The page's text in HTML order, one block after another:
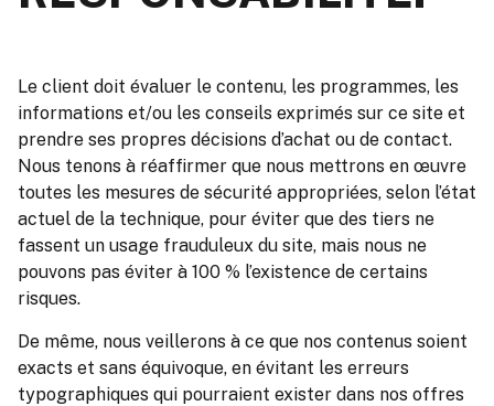
Le client doit évaluer le contenu, les programmes, les
informations et/ou les conseils exprimés sur ce site et
prendre ses propres décisions d’achat ou de contact.
Nous tenons à réaffirmer que nous mettrons en œuvre
toutes les mesures de sécurité appropriées, selon l’état
actuel de la technique, pour éviter que des tiers ne
fassent un usage frauduleux du site, mais nous ne
pouvons pas éviter à 100 % l’existence de certains
risques.
De même, nous veillerons à ce que nos contenus soient
exacts et sans équivoque, en évitant les erreurs
typographiques qui pourraient exister dans nos offres